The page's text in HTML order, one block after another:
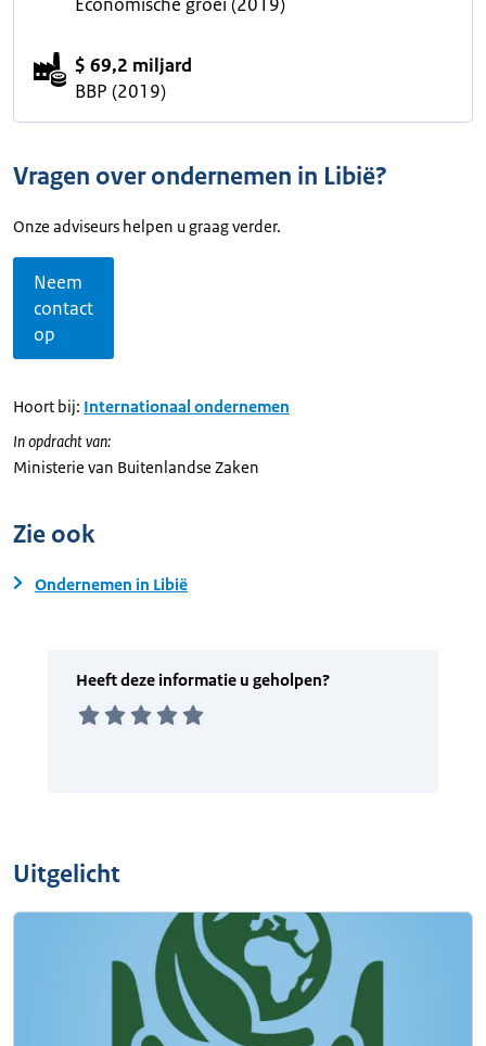
$ 69,2 miljard
BBP (2019)
Vragen over ondernemen in Libië?
Onze adviseurs helpen u graag verder.
Neem
contact
op
Hoort bij: Internationaal ondernemen
In opdracht van:
Ministerie van Buitenlandse Zaken
Zie ook
Ondernemen in Libië
Uitgelicht